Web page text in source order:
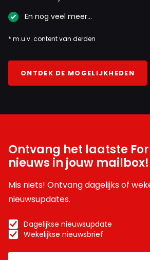
INLOGGEN
En nog veel meer…
* m.u.v. content van derden
ONTDEK DE MOGELIJKHEDEN
Ontvang het laatste
nieuws in jouw mailbox!
Mis niets! Ontvang dagelijks of
nieuwsupdates.
Dagelijkse nieuwsupdate
Wekelijkse nieuwsbrief